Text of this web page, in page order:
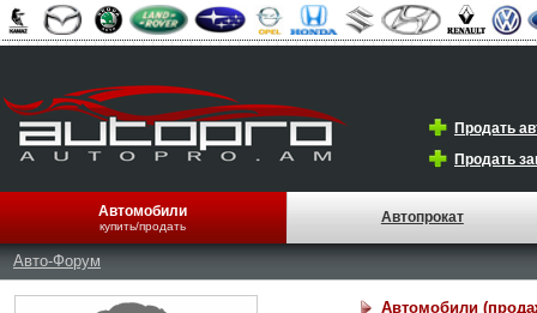
Продать
Продать
Автомобили
купить/продать
Автопрокат
Авто-Форум
Автомобили